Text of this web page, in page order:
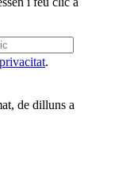
.
de dilluns a